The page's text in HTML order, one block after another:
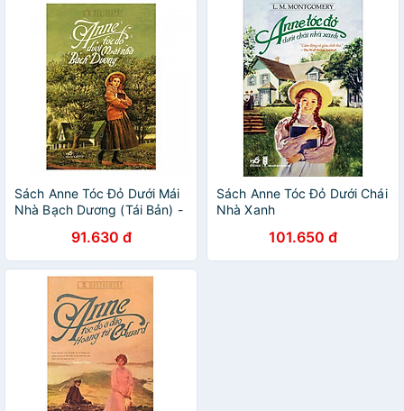
Sách Anne Tóc Đỏ Dưới Mái
Nhà Bạch Dương (Tái Bản) -
91.630 đ
Sách Anne Tóc Đỏ Dưới Chái
Nhà Xanh
101.650 đ